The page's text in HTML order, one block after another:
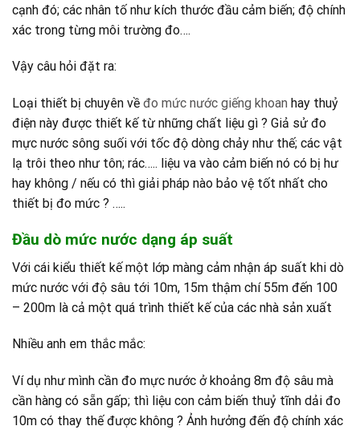
cạnh đó; các nhân tố như kích thước đầu cảm biến; độ chính
xác trong từng môi trường đo….
Vậy câu hỏi đặt ra:
Loại thiết bị chuyên về đo mức nước giếng khoan hay thuỷ
điện này được thiết kế từ những chất liệu gì ? Giả sử đo
mực nước sông suối với tốc độ dòng chảy như thế; các vật
lạ trôi theo như tôn; rác….. liệu va vào cảm biến nó có bị hư
hay không / nếu có thì giải pháp nào bảo vệ tốt nhất cho
thiết bị đo mức ? …..
Đầu dò mức nước dạng áp suất
Với cái kiểu thiết kế một lớp màng cảm nhận áp suất khi dò
mức nước với độ sâu tới 10m, 15m thậm chí 55m đến 100
– 200m là cả một quá trình thiết kế của các nhà sản xuất
Nhiều anh em thắc mắc:
Ví dụ như mình cần đo mực nước ở khoảng 8m độ sâu mà
cần hàng có sẵn gấp; thì liệu con cảm biến thuỷ tĩnh dải đo
10m có thay thế được không ? Ảnh hưởng đến độ chính xác